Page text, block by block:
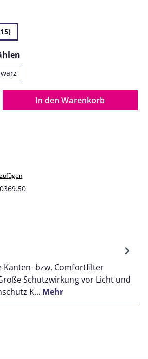
Gib den gewünschten
In den Warenkorb
Kanten- bzw. Comfortfilter
Schutzwirkung vor Licht und
K… Mehr